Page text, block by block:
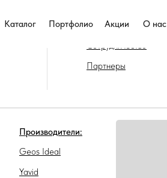
Каталог О нас
Акции
ПортфолиоПокупателям
Сотрудничество
Партнеры
Yavid
Geos Ideal
Производители: